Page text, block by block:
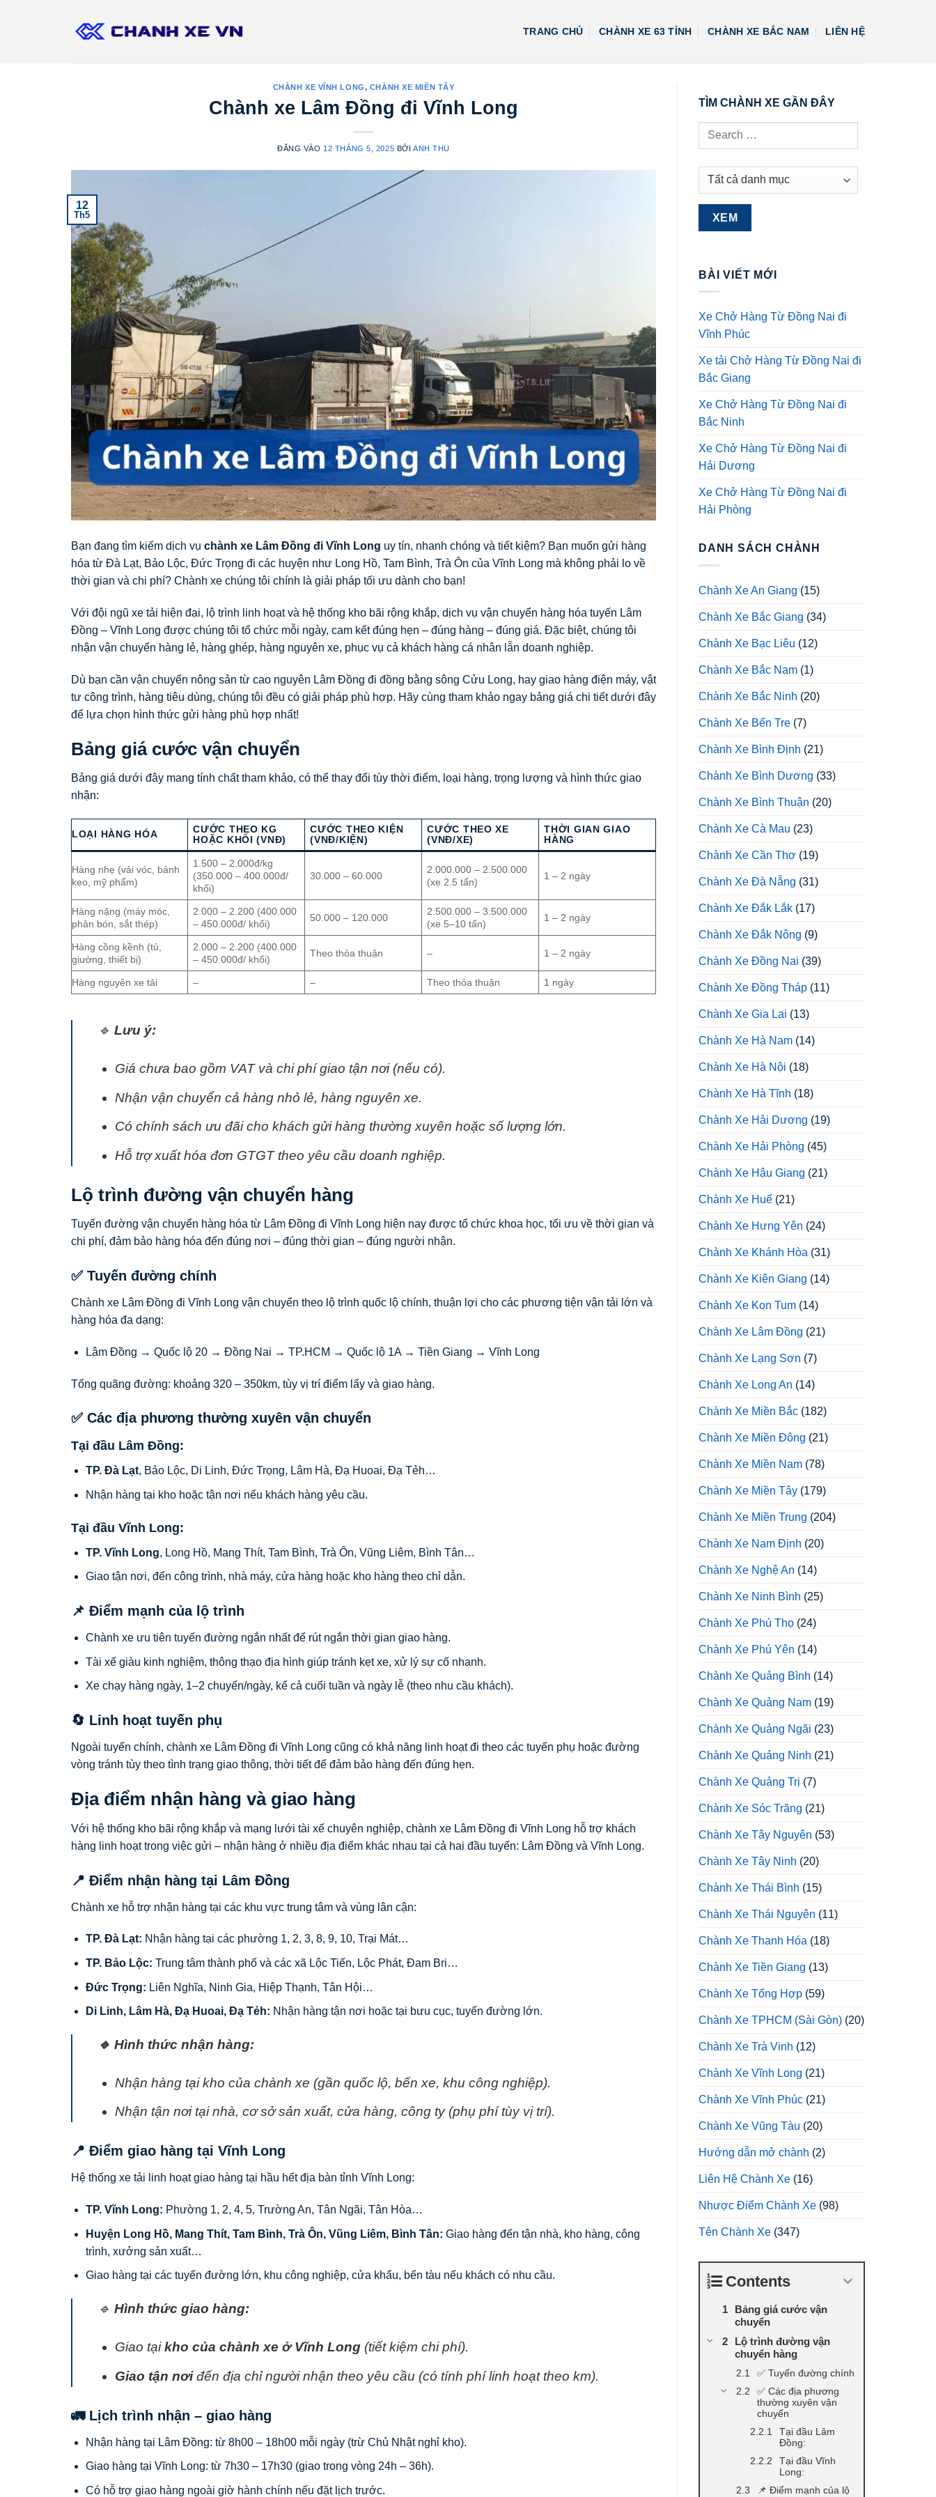
TRANG CHỦ CHÀNH XE 63 TỈNH CHÀNH XE BẮC NAM LIÊN HỆ
CHÀNH XE VĨNH LONG, CHÀNH XE MIỀN TÂY
Chành xe Lâm Đồng đi Vĩnh Long
ĐĂNG VÀO 12 THÁNG 5, 2025 BỞI ANH THU
12
Th5
Bạn đang tìm kiếm dịch vụ chành xe Lâm Đồng đi Vĩnh Long uy tín, nhanh chóng và tiết kiệm? Bạn muốn gửi hàng
hóa từ Đà Lạt, Bảo Lộc, Đức Trọng đi các huyện như Long Hồ, Tam Bình, Trà Ôn của Vĩnh Long mà không phải lo về
thời gian và chi phí? Chành xe chúng tôi chính là giải pháp tối ưu dành cho bạn!
Với đội ngũ xe tải hiện đại, lộ trình linh hoạt và hệ thống kho bãi rộng khắp, dịch vụ vận chuyển hàng hóa tuyến Lâm
Đồng – Vĩnh Long được chúng tôi tổ chức mỗi ngày, cam kết đúng hẹn – đúng hàng – đúng giá. Đặc biệt, chúng tôi
nhận vận chuyển hàng lẻ, hàng ghép, hàng nguyên xe, phục vụ cả khách hàng cá nhân lẫn doanh nghiệp.
Dù bạn cần vận chuyển nông sản từ cao nguyên Lâm Đồng đi đồng bằng sông Cửu Long, hay giao hàng điện máy, vật
tư công trình, hàng tiêu dùng, chúng tôi đều có giải pháp phù hợp. Hãy cùng tham khảo ngay bảng giá chi tiết dưới đây
để lựa chọn hình thức gửi hàng phù hợp nhất!
Bảng giá cước vận chuyển
Bảng giá dưới đây mang tính chất tham khảo, có thể thay đổi tùy thời điểm, loại hàng, trọng lượng và hình thức giao
nhận:
LOẠI HÀNG HÓA
CƯỚC THEO KG
HOẶC KHỐI (VNĐ)
CƯỚC THEO KIỆN
(VNĐ/KIỆN)
CƯỚC THEO XE
(VNĐ/XE)
THỜI GIAN GIAO
HÀNG
Hàng nhẹ (vải vóc, bánh
kẹo, mỹ phẩm)
1.500 – 2.000đ/kg
(350.000 – 400.000đ/
khối)
30.000 – 60.000
2.000.000 – 2.500.000
(xe 2.5 tấn)
1 – 2 ngày
Hàng nặng (máy móc,
phân bón, sắt thép)
2.000 – 2.200 (400.000
– 450.000đ/ khối)
50.000 – 120.000
2.500.000 – 3.500.000
(xe 5–10 tấn)
1 – 2 ngày
Hàng cồng kềnh (tủ,
giường, thiết bị)
2.000 – 2.200 (400.000
– 450.000đ/ khối)
Theo thỏa thuận – 1 – 2 ngày
Hàng nguyên xe tải – – Theo thỏa thuận 1 ngày
🔹 Lưu ý:
Giá chưa bao gồm VAT và chi phí giao tận nơi (nếu có).
Nhận vận chuyển cả hàng nhỏ lẻ, hàng nguyên xe.
Có chính sách ưu đãi cho khách gửi hàng thường xuyên hoặc số lượng lớn.
Hỗ trợ xuất hóa đơn GTGT theo yêu cầu doanh nghiệp.
Lộ trình đường vận chuyển hàng
Tuyến đường vận chuyển hàng hóa từ Lâm Đồng đi Vĩnh Long hiện nay được tổ chức khoa học, tối ưu về thời gian và
chi phí, đảm bảo hàng hóa đến đúng nơi – đúng thời gian – đúng người nhận.
✅ Tuyến đường chính
Chành xe Lâm Đồng đi Vĩnh Long vận chuyển theo lộ trình quốc lộ chính, thuận lợi cho các phương tiện vận tải lớn và
hàng hóa đa dạng:
Lâm Đồng → Quốc lộ 20 → Đồng Nai → TP.HCM → Quốc lộ 1A → Tiền Giang → Vĩnh Long
Tổng quãng đường: khoảng 320 – 350km, tùy vị trí điểm lấy và giao hàng.
✅ Các địa phương thường xuyên vận chuyển
Tại đầu Lâm Đồng:
TP. Đà Lạt, Bảo Lộc, Di Linh, Đức Trọng, Lâm Hà, Đạ Huoai, Đạ Tẻh…
Nhận hàng tại kho hoặc tận nơi nếu khách hàng yêu cầu.
Tại đầu Vĩnh Long:
TP. Vĩnh Long, Long Hồ, Mang Thít, Tam Bình, Trà Ôn, Vũng Liêm, Bình Tân…
Giao tận nơi, đến công trình, nhà máy, cửa hàng hoặc kho hàng theo chỉ dẫn.
📌 Điểm mạnh của lộ trình
Chành xe ưu tiên tuyến đường ngắn nhất để rút ngắn thời gian giao hàng.
Tài xế giàu kinh nghiệm, thông thạo địa hình giúp tránh kẹt xe, xử lý sự cố nhanh.
Xe chạy hàng ngày, 1–2 chuyến/ngày, kể cả cuối tuần và ngày lễ (theo nhu cầu khách).
🔄 Linh hoạt tuyến phụ
Ngoài tuyến chính, chành xe Lâm Đồng đi Vĩnh Long cũng có khả năng linh hoạt đi theo các tuyến phụ hoặc đường
vòng tránh tùy theo tình trạng giao thông, thời tiết để đảm bảo hàng đến đúng hẹn.
Địa điểm nhận hàng và giao hàng
Với hệ thống kho bãi rộng khắp và mạng lưới tài xế chuyên nghiệp, chành xe Lâm Đồng đi Vĩnh Long hỗ trợ khách
hàng linh hoạt trong việc gửi – nhận hàng ở nhiều địa điểm khác nhau tại cả hai đầu tuyến: Lâm Đồng và Vĩnh Long.
📍 Điểm nhận hàng tại Lâm Đồng
Chành xe hỗ trợ nhận hàng tại các khu vực trung tâm và vùng lân cận:
TP. Đà Lạt: Nhận hàng tại các phường 1, 2, 3, 8, 9, 10, Trại Mát…
TP. Bảo Lộc: Trung tâm thành phố và các xã Lộc Tiến, Lộc Phát, Đam Bri…
Đức Trọng: Liên Nghĩa, Ninh Gia, Hiệp Thạnh, Tân Hội…
Di Linh, Lâm Hà, Đạ Huoai, Đạ Tẻh: Nhận hàng tận nơi hoặc tại bưu cục, tuyến đường lớn.
🔹 Hình thức nhận hàng:
Nhận hàng tại kho của chành xe (gần quốc lộ, bến xe, khu công nghiệp).
Nhận tận nơi tại nhà, cơ sở sản xuất, cửa hàng, công ty (phụ phí tùy vị trí).
📍 Điểm giao hàng tại Vĩnh Long
Hệ thống xe tải linh hoạt giao hàng tại hầu hết địa bàn tỉnh Vĩnh Long:
TP. Vĩnh Long: Phường 1, 2, 4, 5, Trường An, Tân Ngãi, Tân Hòa…
Huyện Long Hồ, Mang Thít, Tam Bình, Trà Ôn, Vũng Liêm, Bình Tân: Giao hàng đến tận nhà, kho hàng, công
trình, xưởng sản xuất…
Giao hàng tại các tuyến đường lớn, khu công nghiệp, cửa khẩu, bến tàu nếu khách có nhu cầu.
🔹 Hình thức giao hàng:
Giao tạikho của chành xe ở Vĩnh Long(tiết kiệm chi phí).
Giao tận nơiđến địa chỉ người nhận theo yêu cầu (có tính phí linh hoạt theo km).
🚛 Lịch trình nhận – giao hàng
Nhận hàng tại Lâm Đồng: từ 8h00 – 18h00 mỗi ngày (trừ Chủ Nhật nghỉ kho).
Giao hàng tại Vĩnh Long: từ 7h30 – 17h30 (giao trong vòng 24h – 36h).
Có hỗ trợ giao hàng ngoài giờ hành chính nếu đặt lịch trước.
TÌM CHÀNH XE GẦN ĐÂY
BÀI VIẾT MỚI
Xe Chở Hàng Từ Đồng Nai đi
Vĩnh Phúc
Xe tải Chở Hàng Từ Đồng Nai đi
Bắc Giang
Xe Chở Hàng Từ Đồng Nai đi
Bắc Ninh
Xe Chở Hàng Từ Đồng Nai đi
Hải Dương
Xe Chở Hàng Từ Đồng Nai đi
Hải Phòng
DANH SÁCH CHÀNH
Chành Xe An Giang (15)
Chành Xe Bắc Giang (34)
Chành Xe Bạc Liêu (12)
Chành Xe Bắc Nam (1)
Chành Xe Bắc Ninh (20)
Chành Xe Bến Tre (7)
Chành Xe Bình Định (21)
Chành Xe Bình Dương (33)
Chành Xe Bình Thuận (20)
Chành Xe Cà Mau (23)
Chành Xe Cần Thơ (19)
Chành Xe Đà Nẵng (31)
Chành Xe Đắk Lắk (17)
Chành Xe Đắk Nông (9)
Chành Xe Đồng Nai (39)
Chành Xe Đồng Tháp (11)
Chành Xe Gia Lai (13)
Chành Xe Hà Nam (14)
Chành Xe Hà Nội (18)
Chành Xe Hà Tĩnh (18)
Chành Xe Hải Dương (19)
Chành Xe Hải Phòng (45)
Chành Xe Hậu Giang (21)
Chành Xe Huế (21)
Chành Xe Hưng Yên (24)
Chành Xe Khánh Hòa (31)
Chành Xe Kiên Giang (14)
Chành Xe Kon Tum (14)
Chành Xe Lâm Đồng (21)
Chành Xe Lạng Sơn (7)
Chành Xe Long An (14)
Chành Xe Miền Bắc (182)
Chành Xe Miền Đông (21)
Chành Xe Miền Nam (78)
Chành Xe Miền Tây (179)
Chành Xe Miền Trung (204)
Chành Xe Nam Định (20)
Chành Xe Nghệ An (14)
Chành Xe Ninh Bình (25)
Chành Xe Phú Thọ (24)
Chành Xe Phú Yên (14)
Chành Xe Quảng Bình (14)
Chành Xe Quảng Nam (19)
Chành Xe Quảng Ngãi (23)
Chành Xe Quảng Ninh (21)
Chành Xe Quảng Trị (7)
Chành Xe Sóc Trăng (21)
Chành Xe Tây Nguyên (53)
Chành Xe Tây Ninh (20)
Chành Xe Thái Bình (15)
Chành Xe Thái Nguyên (11)
Chành Xe Thanh Hóa (18)
Chành Xe Tiền Giang (13)
Chành Xe Tổng Hợp (59)
Chành Xe TPHCM (Sài Gòn) (20)
Chành Xe Trà Vinh (12)
Chành Xe Vĩnh Long (21)
Chành Xe Vĩnh Phúc (21)
Chành Xe Vũng Tàu (20)
Hướng dẫn mở chành (2)
Liên Hệ Chành Xe (16)
Nhược Điểm Chành Xe (98)
Tên Chành Xe (347)
Contents
Bảng giá cước vận
chuyển
Lộ trình đường vận
chuyển hàng
✅ Tuyến đường chính
✅ Các địa phương
thường xuyên vận
chuyển
Tại đầu Lâm
Đồng:
Tại đầu Vĩnh
Long:
📌 Điểm mạnh của lộ